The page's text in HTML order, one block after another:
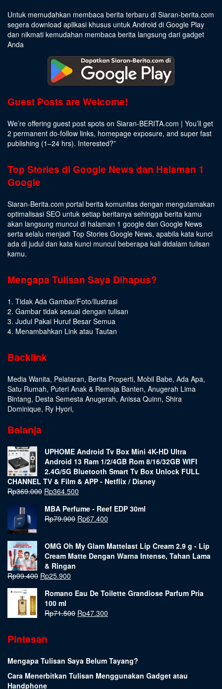
Untuk memudahkan membaca berita terbaru di Siaran-berita.com
segera download aplikasi khusus untuk Android di Google Play
dan nikmati kemudahan membaca berita langsung dari gadget
Anda
Guest Posts are Welcome!
We’re offering guest post spots on Siaran-BERITA.com | You’ll get
2 permanent do-follow links, homepage exposure, and super fast
publishing (1–24 hrs). Interested?”
Top Stories di Google News dan Halaman 1
Google
Siaran-Berita.com portal berita komunitas dengan mengutamakan
optimalisasi SEO untuk setiap beritanya sehingga berita kamu
akan langsung muncul di halaman 1 google dan Google News
serta selalu menjadi Top Stories Google News, apabila kata kunci
ada di judul dan kata kunci muncul beberapa kali didalam tulisan
kamu.
Mengapa Tulisan Saya Dihapus?
1. Tidak Ada Gambar/Foto/Ilustrasi
2. Gambar tidak sesuai dengan tulisan
3. Judul Pakai Huruf Besar Semua
4. Menambahkan Link atau Tautan
Backlink
Media Wanita, Pelataran, Berita Properti, Mobil Babe, Ada Apa,
Satu Rumah, Puteri Anak & Remaja Banten, Anugerah Lima
Bintang, Desta Semesta Anugerah, Anissa Quinn, Shira
Dominique, Ry Hyori,
Belanja
UPHOME Android Tv Box Mini 4K-HD Ultra
Android 13 Ram 1/2/4GB Rom 8/16/32GB WIFI
2.4G/5G Bluetooth Smart Tv Box Unlock FULL
CHANNEL TV & Film & APP - Netflix / Disney
Rp369.000 Rp364.500
MBA Perfume - Reef EDP 30ml
Rp79.900 Rp67.400
OMG Oh My Glam Mattelast Lip Cream 2.9 g - Lip
Cream Matte Dengan Warna Intense, Tahan Lama
& Ringan
Rp99.400 Rp25.900
Romano Eau De Toilette Grandiose Parfum Pria
100 ml
Rp71.500 Rp47.300
Pintasan
Mengapa Tulisan Saya Belum Tayang?
Cara Menerbitkan Tulisan Menggunakan Gadget atau
Handphone